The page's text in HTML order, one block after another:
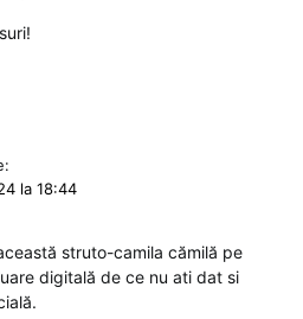
la 18:44
struto-camila cămilă pe
digitală de ce nu ati dat si